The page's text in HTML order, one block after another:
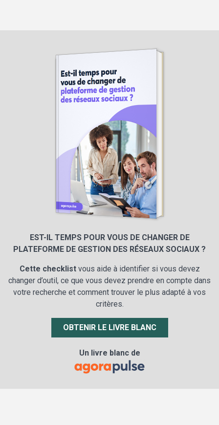
EST-IL TEMPS POUR VOUS DE CHANGER DE
PLATEFORME DE GESTION DES RÉSEAUX SOCIAUX ?
Cette checklistvous aide à identifier si vous devez
changer d’outil, ce que vous devez prendre en compte dans
votre recherche et comment trouver le plus adapté à vos
critères.
OBTENIR LE LIVRE BLANC
Un livre blanc de